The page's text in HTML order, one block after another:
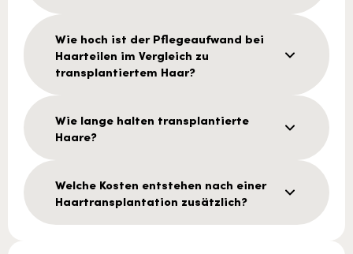
Wie hoch ist der Pflegeaufwand bei
Haarteilen im Vergleich zu
transplantiertem Haar?
Wie lange halten transplantierte
Haare?
Welche Kosten entstehen nach einer
Haartransplantation zusätzlich?